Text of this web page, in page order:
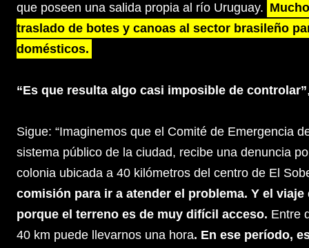
que poseen una salida propia al río Uruguay.
traslado de botes y canoas al sector brasileño
domésticos.
“Es que resulta algo casi imposible de controlar”
Sigue: “Imaginemos que el Comité de Emergencia
sistema público de la ciudad, recibe una denuncia
colonia ubicada a 40 kilómetros del centro de El
comisión para ir a atender el problema. Y el
porque el terreno es de muy difícil acceso. Entre
40 km puede llevarnos una hora. En ese período,